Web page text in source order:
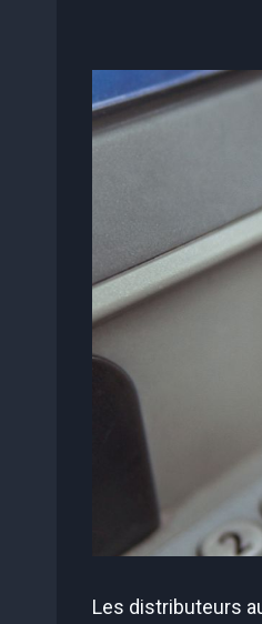
Les distributeurs